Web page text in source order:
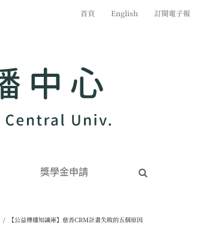
首頁 English 訂閱電子報
獎學金申請
/ 【公益傳播知識庫】慈善CRM計畫失敗的五個原因